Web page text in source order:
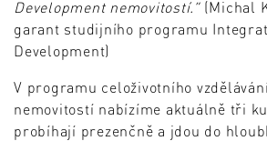
Development nemovitostí.”(Michal
garant studijního programu
Development)
V programu celoživotního
nemovitostí nabízíme aktuálně tři
probíhají prezenčně a jdou do